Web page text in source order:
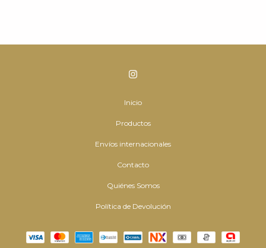
Inicio
Productos
Envíos internacionales
Contacto
Quiénes Somos
Política de Devolución